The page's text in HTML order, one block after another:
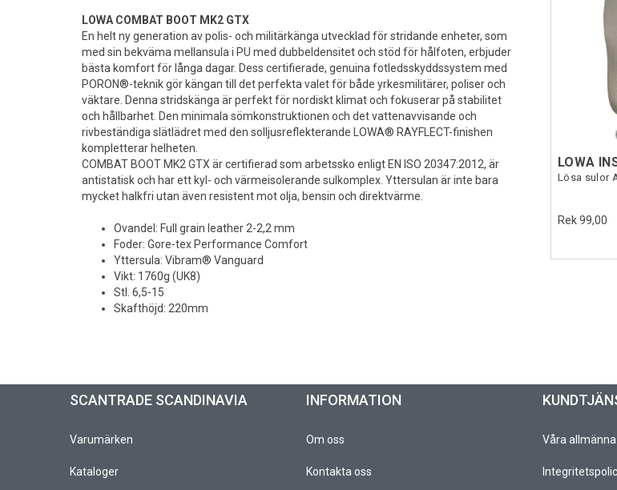
LOWA COMBAT BOOT MK2 GTX
En helt ny generation av polis- och militärkänga utvecklad för stridande enheter, som
med sin bekväma mellansula i PU med dubbeldensitet och stöd för hålfoten, erbjuder
bästa komfort för långa dagar. Dess certifierade, genuina fotledsskyddssystem med
PORON®-teknik gör kängan till det perfekta valet för både yrkesmilitärer, poliser och
väktare. Denna stridskänga är perfekt för nordiskt klimat och fokuserar på stabilitet
och hållbarhet. Den minimala sömkonstruktionen och det vattenavvisande och
rivbeständiga slätlädret med den solljusreflekterande LOWA® RAYFLECT-finishen
kompletterar helheten.
COMBAT BOOT MK2 GTX är certifierad som arbetssko enligt EN ISO 20347:2012, är
antistatisk och har ett kyl- och värmeisolerande sulkomplex. Yttersulan är inte bara
mycket halkfri utan även resistent mot olja, bensin och direktvärme.
Ovandel: Full grain leather 2-2,2 mm
Foder: Gore-tex Performance Comfort
Yttersula: Vibram® Vanguard
Vikt: 1760g (UK8)
Stl. 6,5-15
Skafthöjd: 220mm
LOWA
Rek 99,00
SCANTRADE SCANDINAVIA
Varumärken
Kataloger
INFORMATION
Om oss
Kontakta oss
Våra